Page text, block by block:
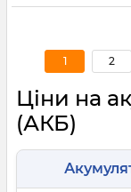
1 2
Ціни на
(АКБ)